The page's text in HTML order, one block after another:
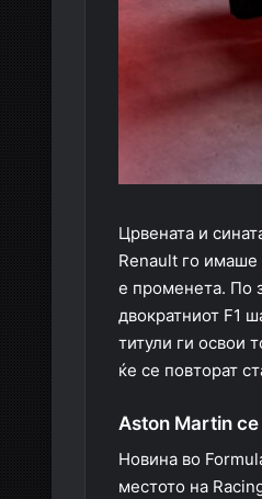
Црвената и
Renault го имаше
е променета. По
двократниот F1
титули ги освои
ќе се повторат
Aston Martin се
Новина во
местото на